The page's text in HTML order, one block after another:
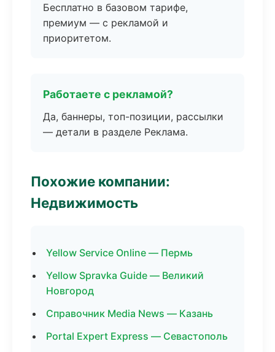
Бесплатно в базовом тарифе,
премиум — с рекламой и
приоритетом.
Работаете с рекламой?
Да, баннеры, топ-позиции, рассылки
— детали в разделе Реклама.
Похожие компании:
Недвижимость
Yellow Service Online — Пермь
Yellow Spravka Guide — Великий
Новгород
Справочник Media News — Казань
Portal Expert Express — Севастополь